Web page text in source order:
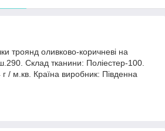
троянд оливково-коричневі на
Склад тканини: Поліестер-100.
г / м.кв. Країна виробник: Південна